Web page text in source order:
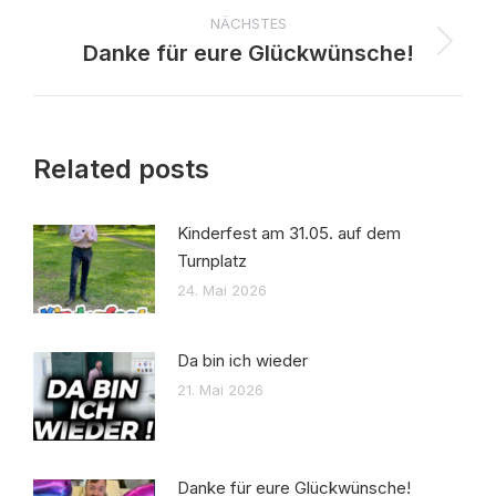
NÄCHSTES
Nächster
Danke für eure Glückwünsche!
Related posts
Kinderfest am 31.05. auf dem
Turnplatz
24. Mai 2026
Da bin ich wieder
21. Mai 2026
Danke für eure Glückwünsche!